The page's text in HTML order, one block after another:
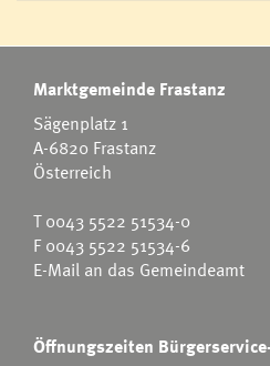
Marktgemeinde Frastanz
Sägenplatz 1
A-6820 Frastanz
Österreich
T0043 5522 51534-0
F 0043 5522 51534-6
E-Mail an das Gemeindeamt
Öffnungszeiten